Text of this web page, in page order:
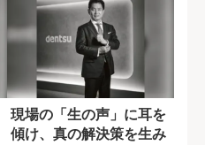
現場の「生の声」に耳を
傾け、真の解決策を生み